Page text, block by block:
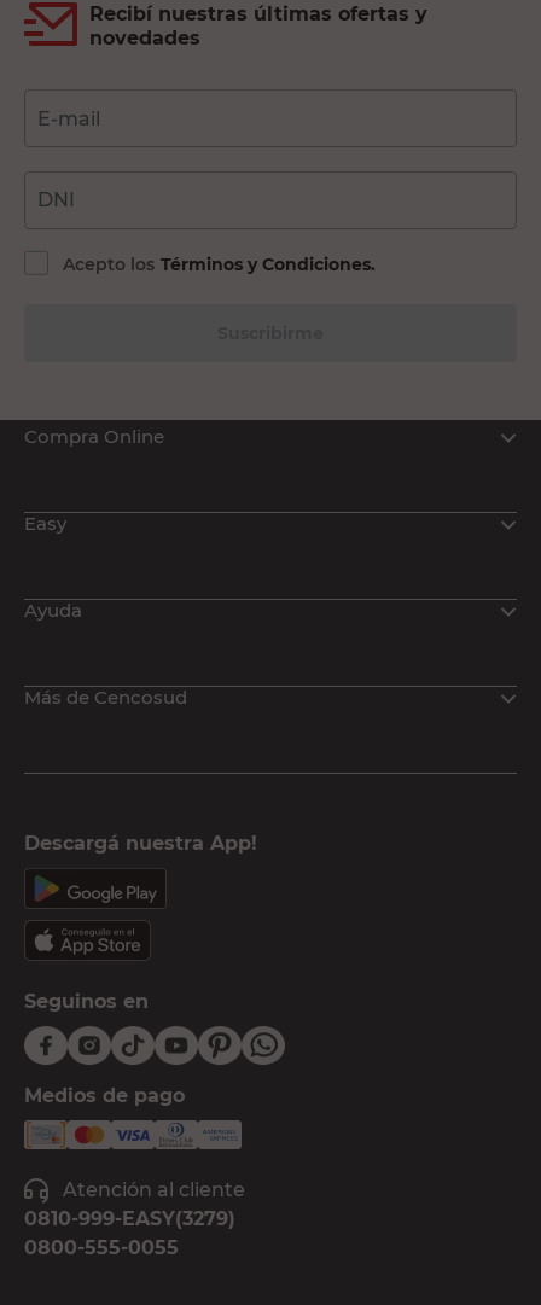
Recibí nuestras últimas ofertas y
novedades
E-mail
DNI
Acepto los Términos y Condiciones.
Compra Online
Easy
Ayuda
Más de Cencosud
Descargá nuestra App!
Seguinos en
Medios de pago
Atención al cliente
0810-999-EASY(3279)
0800-555-0055